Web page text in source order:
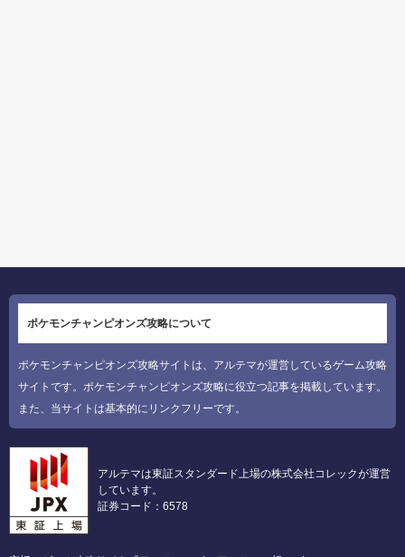
ポケモンチャンピオンズ攻略について
ポケモンチャンピオンズ攻略サイトは、アルテマが運営しているゲーム攻略
サイトです。ポケモンチャンピオンズ攻略に役立つ記事を掲載しています。
また、当サイトは基本的にリンクフリーです。
アルテマは東証スタンダード上場の株式会社コレックが運営
しています。
証券コード：6578